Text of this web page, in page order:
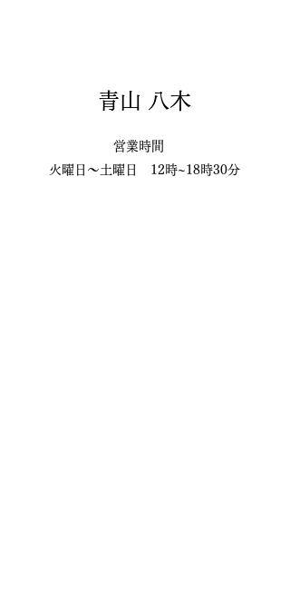
青山 八木
営業時間
火曜日〜土曜日 12時~18時30分